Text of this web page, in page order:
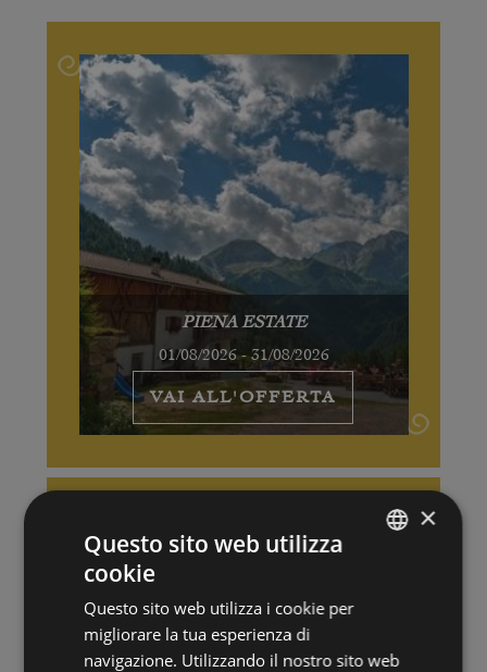
PIENA ESTATE
01/08/2026 - 31/08/2026
VAI ALL'OFFERTA
×
Questo sito web utilizza
cookie
Questo sito web utilizza i cookie per
migliorare la tua esperienza di
navigazione. Utilizzando il nostro sito web